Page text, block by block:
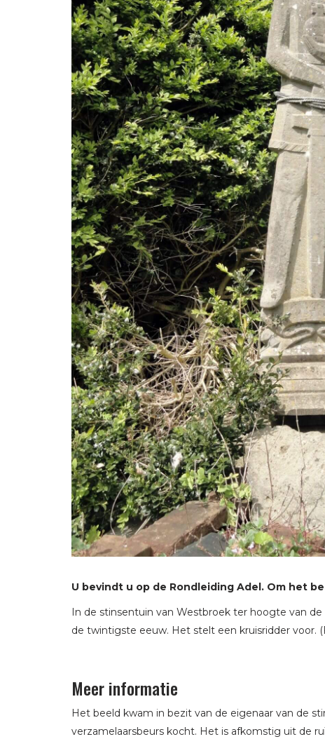
U bevindt u op de Rondleiding Adel. Om het
In de stinsentuin van Westbroek ter hoogte van
de twintigste eeuw. Het stelt een kruisridder voor.
Meer informatie
Het beeld kwam in bezit van de eigenaar van de
verzamelaarsbeurs kocht. Het is afkomstig uit de